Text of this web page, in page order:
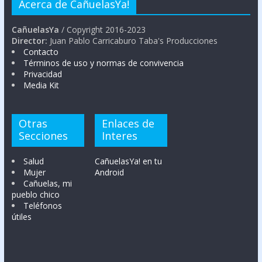
Acerca de CañuelasYa!
CañuelasYa / Copyright 2016-2023
Director: Juan Pablo Carricaburo Taba's Producciones
Contacto
Términos de uso y normas de convivencia
Privacidad
Media Kit
Otras
Secciones
Salud
Mujer
Cañuelas, mi
pueblo chico
Teléfonos
útiles
Enlaces de
Interes
CañuelasYa! en tu
Android